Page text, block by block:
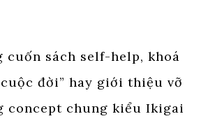
cuốn sách self-help, khoá
đời” hay giới thiệu vỡ
concept chung kiểu Ikigai